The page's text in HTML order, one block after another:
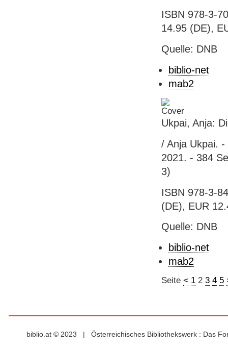
ISBN 978-3-
14.95 (DE),
Quelle: DNB
biblio-net
mab2
Ukpai, Anja:
/ Anja Ukpai.
2021. - 384
3)
ISBN 978-3-
(DE), EUR
Quelle: DNB
biblio-net
mab2
Seite < 1 2 3 4 5
biblio.at © 2023 | Österreichisches Bibliothekswerk : Das